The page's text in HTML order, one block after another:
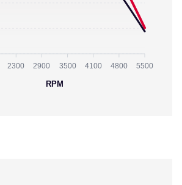
2300 2900 3500 4100 4800 5500
RPM